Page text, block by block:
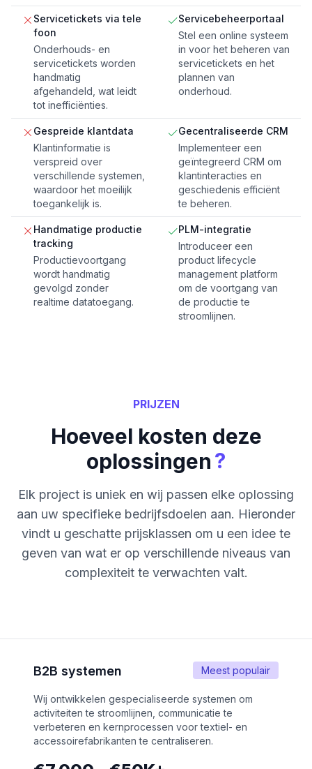
Servicetickets via tele
foon
Onderhouds- en
servicetickets worden
handmatig
afgehandeld, wat leidt
tot inefficiënties.
Servicebeheerportaal
Stel een online systeem
in voor het beheren van
servicetickets en het
plannen van
onderhoud.
Gespreide klantdata
Klantinformatie is
verspreid over
verschillende systemen,
waardoor het moeilijk
toegankelijk is.
Gecentraliseerde CRM
Implementeer een
geïntegreerd CRM om
klantinteracties en
geschiedenis efficiënt
te beheren.
Handmatige productie
tracking
Productievoortgang
wordt handmatig
gevolgd zonder
realtime datatoegang.
PLM-integratie
Introduceer een
product lifecycle
management platform
om de voortgang van
de productie te
stroomlijnen.
PRIJZEN
Hoeveel kosten deze
oplossingen?
Elk project is uniek en wij passen elke oplossing
aan uw specifieke bedrijfsdoelen aan. Hieronder
vindt u geschatte prijsklassen om u een idee te
geven van wat er op verschillende niveaus van
complexiteit te verwachten valt.
Meest populair
B2B systemen
Wij ontwikkelen gespecialiseerde systemen om
activiteiten te stroomlijnen, communicatie te
verbeteren en kernprocessen voor textiel- en
accessoirefabrikanten te centraliseren.